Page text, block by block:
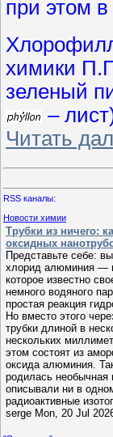
при этом
химики
зеленый
–
Читать
RSS каналы:
Новости химии
Трубки из ничего:
оксидных
Представьте себе:
хлорид алюминия —
которое известно
немного водяного
простая реакция
Но вместо этого
трубки длиной в
нескольких
этом состоят из
оксида алюминия.
родилась
описывали ни в
радиоактивные
serge Mon, 20 Jul